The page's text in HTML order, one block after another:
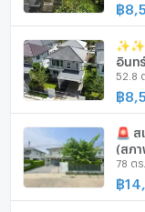
-บ้านเดี่ยว เฟอร์นิเ
ทำเลที่ตั้งน้ำไม่ท่วม
สวน
**ชั้นล่าง
-ห้องนอน 1 ห้อง+1
ผู้สูงอายุ หรือห้องทำ
-ส่วนทานข้าว รับแข
-กั้นห้องครัวแบบปิด
**ชั้นบน
เครื่องดูดควัน
ลิฟท์
ที่จอดรถ
มีอินเตอร์เน็ต
กล้องวงจรปิด
฿
52.8
฿
🚨 ส
(สภา
ราช
78 ตร
฿